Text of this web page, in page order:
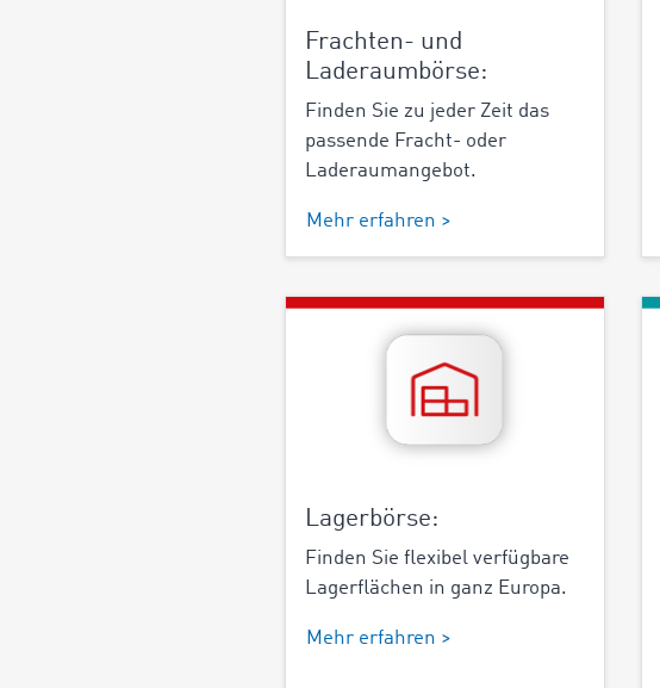
Frachten- und
Laderaumbörse:
Finden Sie zu jeder Zeit das
passende Fracht- oder
Laderaumangebot.
Mehr erfahren >
Lagerbörse:
Finden Sie flexibel verfügbare
Lagerflächen in ganz Europa.
Mehr erfahren >